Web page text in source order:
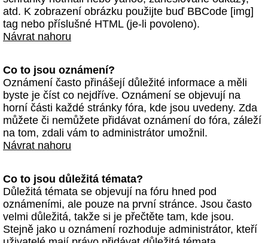
atd. K zobrazení obrázku použijte buď BBCode [img]
tag nebo příslušné HTML (je-li povoleno).
Návrat nahoru
Co to jsou oznámení?
Oznámení často přinášejí důležité informace a měli
byste je číst co nejdříve. Oznámení se objevují na
horní části každé stránky fóra, kde jsou uvedeny. Zda
můžete či nemůžete přidávat oznámení do fóra, záleží
na tom, zdali vám to administrátor umožnil.
Návrat nahoru
Co to jsou důležitá témata?
Důležitá témata se objevují na fóru hned pod
oznámeními, ale pouze na první stránce. Jsou často
velmi důležitá, takže si je přečtěte tam, kde jsou.
Stejně jako u oznámení rozhoduje administrátor, kteří